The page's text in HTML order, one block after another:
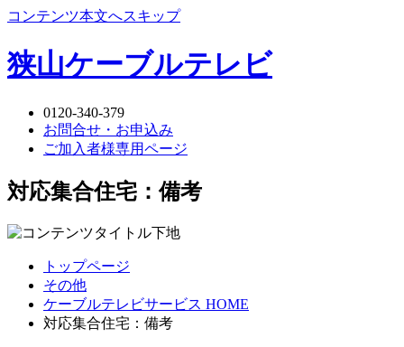
コンテンツ本文へスキップ
狭山ケーブルテレビ
0120-340-379
お問合せ・お申込み
ご加入者様専用ページ
対応集合住宅：備考
トップページ
その他
ケーブルテレビサービス HOME
対応集合住宅：備考